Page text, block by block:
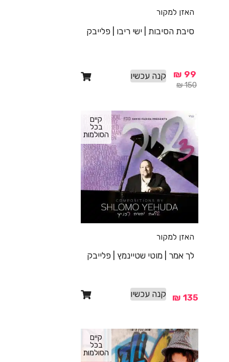
האזן למקור
סיבת הסיבות | ישי ריבו | פלייבק
₪150
₪ 99 קנה עכשיו
קיים
בכל
הסולמות
האזן למקור
לך אמר | מוטי שטיינמץ | פלייבק
₪ 135 קנה עכשיו
קיים
בכל
הסולמות